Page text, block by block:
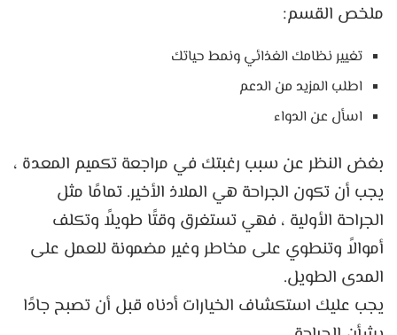
ملخص القسم:
تغيير نظامك الغذائي ونمط حياتك
اطلب المزيد من الدعم
اسأل عن الدواء
بغض النظر عن سبب رغبتك في مراجعة تكميم المعدة ،
يجب أن تكون الجراحة هي الملاذ الأخير. تمامًا مثل
الجراحة الأولية ، فهي تستغرق وقتًا طويلاً وتكلف
أموالاً وتنطوي على مخاطر وغير مضمونة للعمل على
المدى الطويل.
يجب عليك استكشاف الخيارات أدناه قبل أن تصبح جادًا